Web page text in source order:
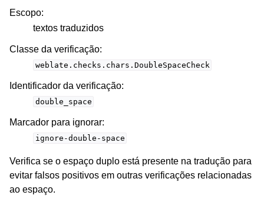
Escopo:
textos traduzidos
Classe da verificação:
weblate.checks.chars.DoubleSpaceCheck
Identificador da verificação:
double_space
Marcador para ignorar:
ignore-double-space
Verifica se o espaço duplo está presente na tradução para
evitar falsos positivos em outras verificações relacionadas
ao espaço.